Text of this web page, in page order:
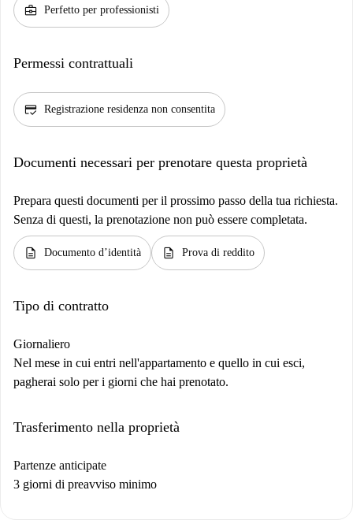
business_center Perfetto per professionisti
Permessi contrattuali
credit_score Registrazione residenza non consentita
Documenti necessari per prenotare questa proprietà
Prepara questi documenti per il prossimo passo della tua richiesta.
Senza di questi, la prenotazione non può essere completata.
description Documento d’identità description Prova di reddito
Tipo di contratto
Giornaliero
Nel mese in cui entri nell'appartamento e quello in cui esci,
pagherai solo per i giorni che hai prenotato.
Trasferimento nella proprietà
Partenze anticipate
3 giorni di preavviso minimo